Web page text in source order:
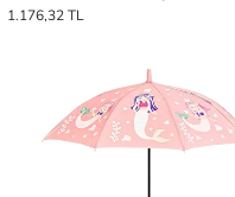
1.176,32 TL